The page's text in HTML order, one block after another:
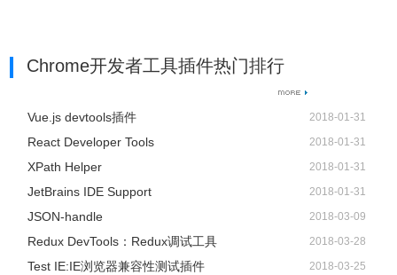
Chrome开发者工具插件热门排行
Vue.js devtools插件 2018-01-31
React Developer Tools 2018-01-31
XPath Helper 2018-01-31
JetBrains IDE Support 2018-01-31
JSON-handle 2018-03-09
Redux DevTools：Redux调试工具 2018-03-28
Test IE:IE浏览器兼容性测试插件 2018-03-25